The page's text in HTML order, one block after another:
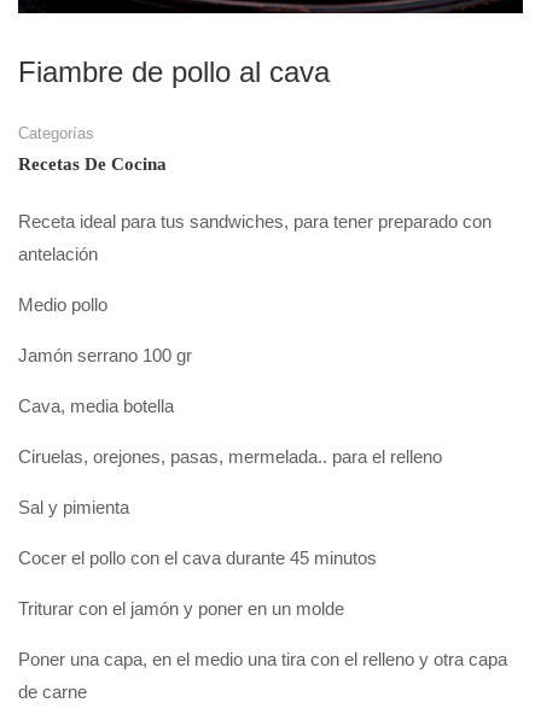
Fiambre de pollo al cava
Categorías
Recetas De Cocina
Receta ideal para tus sandwiches, para tener preparado con
antelación
Medio pollo
Jamón serrano 100 gr
Cava, media botella
Ciruelas, orejones, pasas, mermelada.. para el relleno
Sal y pimienta
Cocer el pollo con el cava durante 45 minutos
Triturar con el jamón y poner en un molde
Poner una capa, en el medio una tira con el relleno y otra capa
de carne